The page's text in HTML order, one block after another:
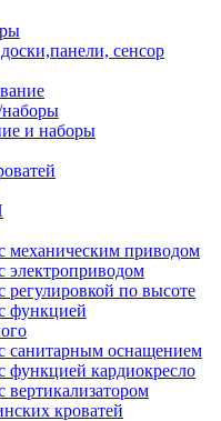
сенсор
и наборы
механическим приводом
электроприводом
по высоте
функцией
санитарным оснащением
функцией кардиокресло
кроватей